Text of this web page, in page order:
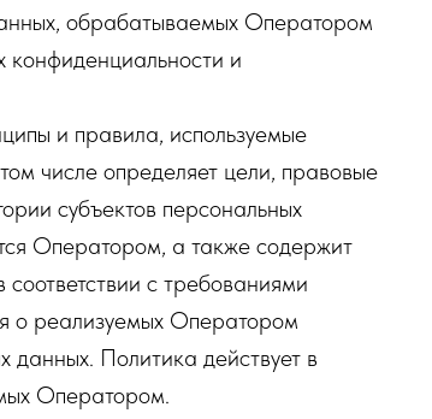
обрабатываемых Оператором
конфиденциальности и
и правила, используемые
числе определяет цели, правовые
субъектов персональных
Оператором, а также содержит
с требованиями
о реализуемых Оператором
Политика действует в
Оператором.